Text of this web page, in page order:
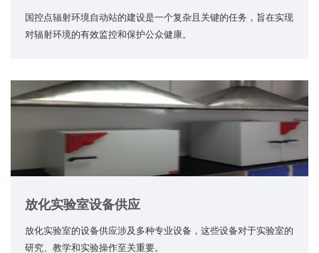
国控点辐射环境自动站的建设是一个复杂且关键的任务，旨在实现
对辐射环境的有效监控和保护公众健康。
放化实验室设备供应
放化实验室的设备供应涉及多种专业设备，这些设备对于实验室的
研究、教学和实验操作至关重要。